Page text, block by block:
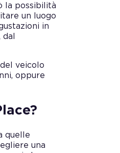
la possibilità
un luogo
in
veicolo
oppure
quelle
una